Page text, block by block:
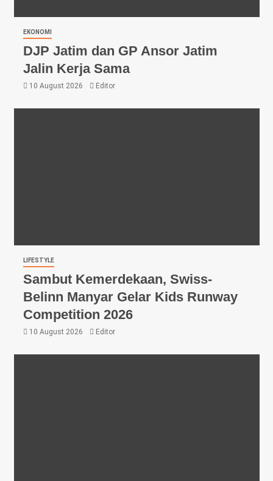
EKONOMI
DJP Jatim dan GP Ansor Jatim
Jalin Kerja Sama
10 August 2026 Editor
LIFESTYLE
Sambut Kemerdekaan, Swiss-
Belinn Manyar Gelar Kids Runway
Competition 2026
10 August 2026 Editor